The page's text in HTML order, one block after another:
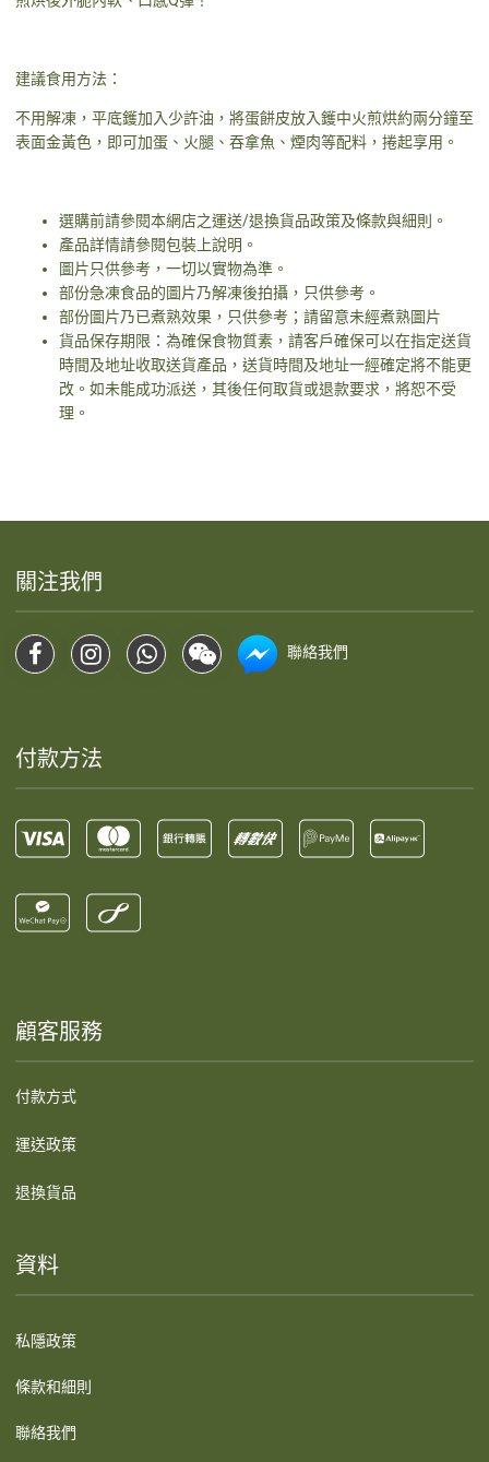
建議食用方法：
不用解凍，平底鑊加入少許油，將蛋餅皮放入鑊中火煎烘約兩分鐘至
表面金黃色，即可加蛋、火腿、吞拿魚、煙肉等配料，捲起享用。
選購前請參閱本網店之運送/退換貨品政策及條款與細則。
產品詳情請參閱包裝上說明。
圖片只供參考，一切以實物為準。
部份急凍食品的圖片乃解凍後拍攝，只供參考。
部份圖片乃已煮熟效果，只供參考；請留意未經煮熟圖片
貨品保存期限：為確保食物質素，請客戶確保可以在指定送貨
時間及地址收取送貨產品，送貨時間及地址一經確定將不能更
改。如未能成功派送，其後任何取貨或退款要求，將恕不受
理。
關注我們
聯絡我們
付款方法
顧客服務
付款方式
運送政策
退換貨品
資料
私隱政策
條款和細則
聯絡我們